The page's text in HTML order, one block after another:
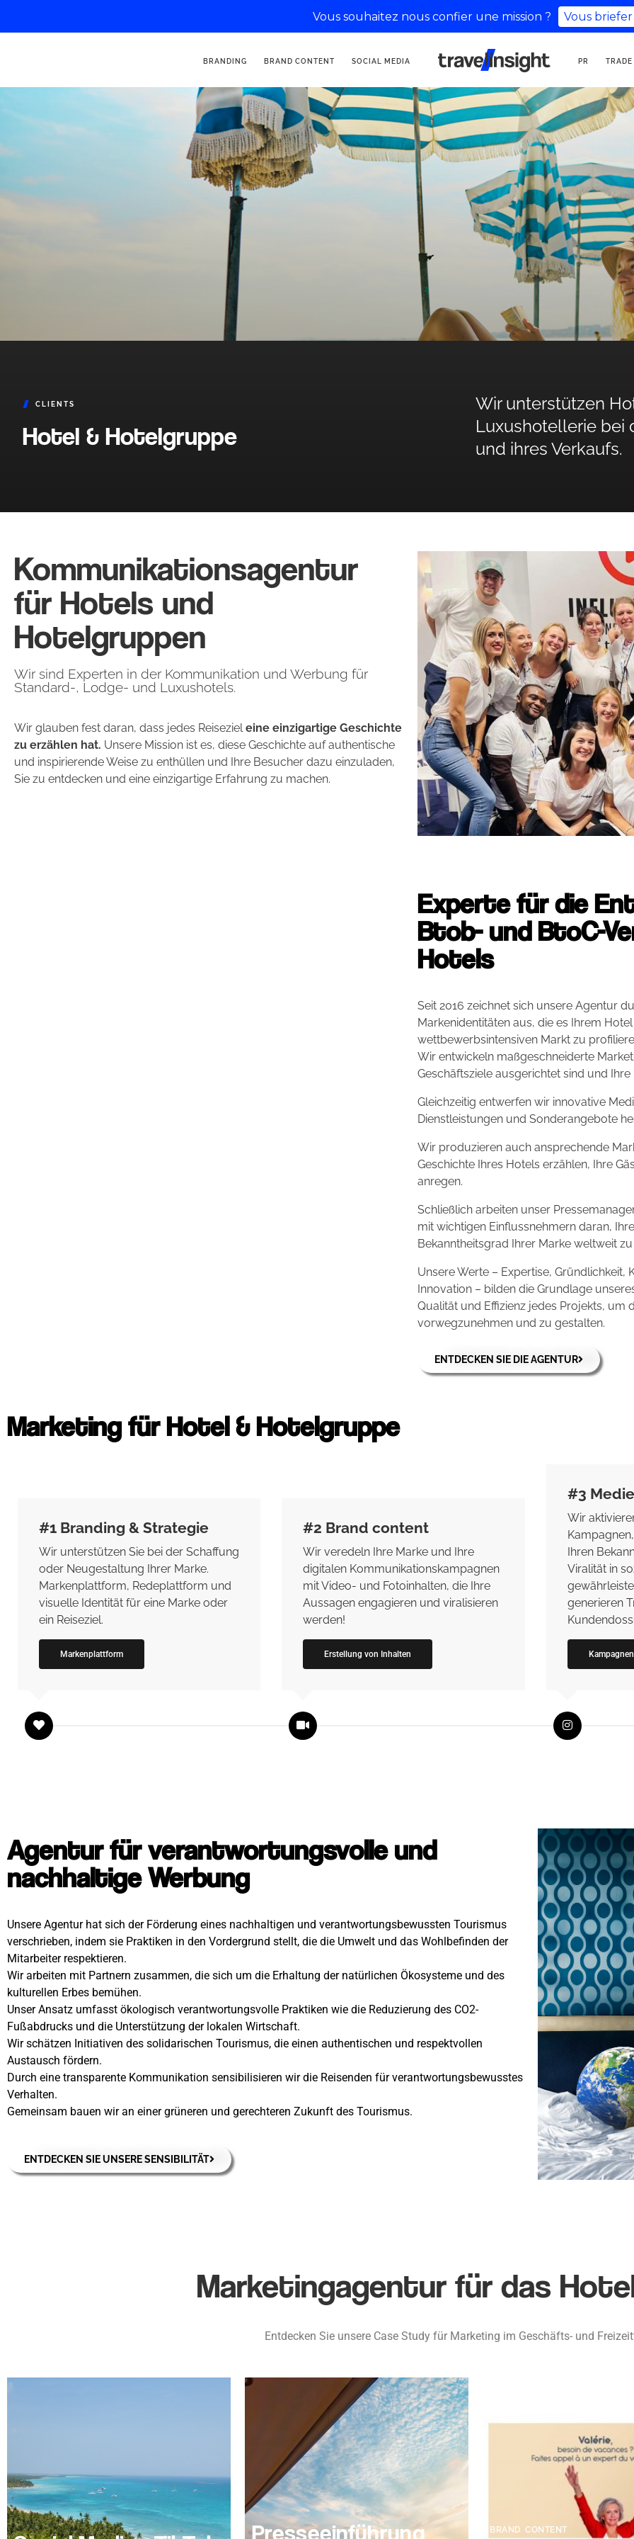
BRANDING BRAND CONTENT SOCIAL MEDIA
KOMMUNIKATIONSAGENTUR
FÜR TOURISMUS
PR
CLIENTS
Hotel & Hotelgruppe
Wir unterstützen
Luxushotellerie bei
und ihres Verkaufs.
Kommunikationsagentur
für Hotels und
Hotelgruppen
Wir sind Experten in der Kommunikation und Werbung für
Standard-, Lodge- und Luxushotels.
Wir glauben fest daran, dass jedes Reisezieleine einzigartige Geschichte
zu erzählen hat. Unsere Mission ist es, diese Geschichte auf authentische
und inspirierende Weise zu enthüllen und Ihre Besucher dazu einzuladen,
Sie zu entdecken und eine einzigartige Erfahrung zu machen.
Experte für die
Btob- und BtoC-
Hotels
Seit 2016 zeichnet sich unsere Agentur
Markenidentitäten aus, die es Ihrem
wettbewerbsintensiven Markt zu
Wir entwickeln maßgeschneiderte
Geschäftsziele ausgerichtet sind und
Gleichzeitig entwerfen wir innovative
Dienstleistungen und Sonderangebote
Wir produzieren auch ansprechende
Geschichte Ihres Hotels erzählen, Ihre
anregen.
Schließlich arbeiten unser
mit wichtigen Einflussnehmern daran,
Bekanntheitsgrad Ihrer Marke weltweit
Unsere Werte – Expertise, Gründlichkeit,
Innovation – bilden die Grundlage
Qualität und Effizienz jedes Projekts, um
vorwegzunehmen und zu gestalten.
ENTDECKEN SIE DIE AGENTUR
Marketing für Hotel & Hotelgruppe
#1 Branding & Strategie
Wir unterstützen Sie bei der Schaffung
oder Neugestaltung Ihrer Marke.
Markenplattform, Redeplattform und
visuelle Identität für eine Marke oder
ein Reiseziel.
Markenplattform
#2 Brand content
Wir veredeln Ihre Marke und Ihre
digitalen Kommunikationskampagnen
mit Video- und Fotoinhalten, die Ihre
Aussagen engagieren und viralisieren
werden!
Erstellung von Inhalten
#3
Wir
Ihren
Viralität in
generieren
Kampagnen
Agentur für verantwortungsvolle und
nachhaltige Werbung
Unsere Agentur hat sich der Förderung eines nachhaltigen und verantwortungsbewussten Tourismus
verschrieben, indem sie Praktiken in den Vordergrund stellt, die die Umwelt und das Wohlbefinden der
Mitarbeiter respektieren.
Wir arbeiten mit Partnern zusammen, die sich um die Erhaltung der natürlichen Ökosysteme und des
kulturellen Erbes bemühen.
Unser Ansatz umfasst ökologisch verantwortungsvolle Praktiken wie die Reduzierung des CO2-
Fußabdrucks und die Unterstützung der lokalen Wirtschaft.
Wir schätzen Initiativen des solidarischen Tourismus, die einen authentischen und respektvollen
Austausch fördern.
Durch eine transparente Kommunikation sensibilisieren wir die Reisenden für verantwortungsbewusstes
Verhalten.
Gemeinsam bauen wir an einer grüneren und gerechteren Zukunft des Tourismus.
ENTDECKEN SIE UNSERE SENSIBILITÄT
Marketingagentur für das
Entdecken Sie unsere Case Study für Marketing im Geschäfts- und
Presseeinführung BRAND CONTENT
Vous souhaitez nous confier une mission ? Vous briefer